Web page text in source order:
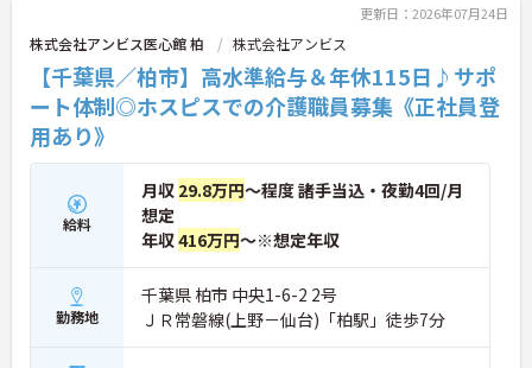
境です。同時に、土日を中心とした休日設定や年間
休日114日の確保、有給休暇の取得しやすい風土な
ど、管理職であってもワークライフバランスを保て
る仕組みが整っています。医療・福祉業界でのマネ
ジメント経験を活かし、チームビルディングや人材
育成を通じて、社会に必要とされる福祉インフラの
整備に大きく貢献できる、非常にやりがいのある法
人です。
★おすすめPOINT★
・新規施設であれば1～2事業所、既存施設であれば
3～4事業所を統括する裁量が与えられます。スタッ
フの採用から教育、入居に向けた営業活動まで、施
設運営の全般を牽引し、より大きな組織づくりに貢
献できます。
・年に1回の評価に基づく昇給制度があります。さら
に、シニアマネージャー、統括マネージャーとステ
更新日：2026年07月24日
株式会社アンビス医心館 柏 株式会社アンビス
【千葉県／柏市】高水準給与＆年休115日♪サポ
ート体制◎ホスピスでの介護職員募集《正社員登
用あり》
給料
月収 29.8万円～程度 諸手当込・夜勤4回/月
想定
年収416万円～※想定年収
勤務地
千葉県 柏市 中央1-6-2 2号
ＪＲ常磐線(上野－仙台)「柏駅」徒歩7分